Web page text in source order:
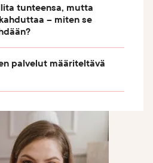
tunteensa, mutta
– miten se
palvelut määriteltävä